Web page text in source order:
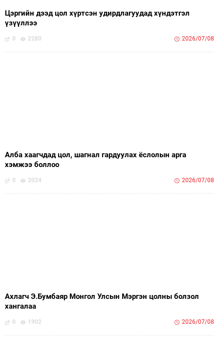
Цэргийн дээд цол хүртсэн удирдлагуудад хүндэтгэл
үзүүллээ
0 2280 2026/07/08
Алба хаагчдад цол, шагнал гардуулах ёслолын арга
хэмжээ боллоо
0 2024 2026/07/08
Ахлагч Э.Бумбаяр Монгол Улсын Мэргэн цолны болзол
хангалаа
0 1902 2026/07/08